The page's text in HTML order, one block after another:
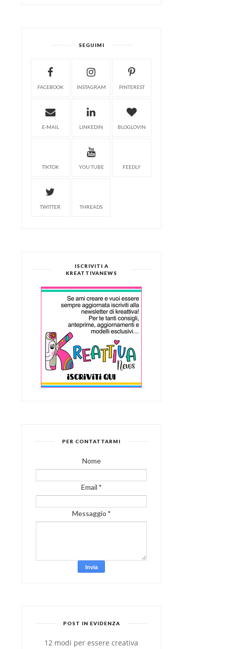
SEGUIMI
FACEBOOK INSTAGRAM PINTEREST
E-MAIL LINKEDIN BLOGLOVIN
TIKTOK YOU TUBE FEEDLY
TWITTER THREADS
ISCRIVITI A
KREATTIVANEWS
PER CONTATTARMI
Nome
Email*
Messaggio*
POST IN EVIDENZA
12 modi per essere creativa